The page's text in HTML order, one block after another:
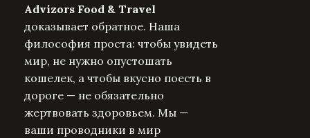
Advizors Food & Travel
доказывает обратное. Наша
философия проста: чтобы увидеть
мир, не нужно опустошать
кошелек, а чтобы вкусно поесть в
дороге — не обязательно
жертвовать здоровьем. Мы —
ваши проводники в мир